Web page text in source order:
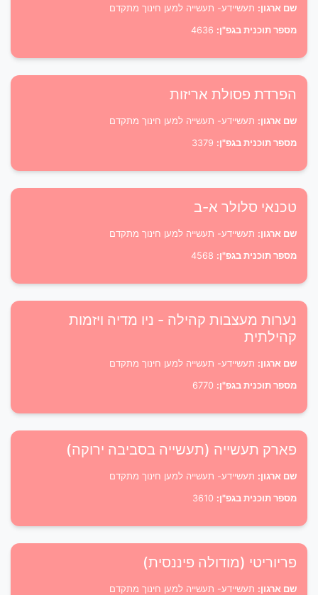
שם ארגון: תעשיידע- תעשייה למען חינוך מתקדם
מספר תוכנית בגפ"ן:
הפרדת פסולת אריזות
שם ארגון: תעשיידע- תעשייה למען חינוך מתקדם
מספר תוכנית בגפ"ן:
טכנאי סלולר א-ב
שם ארגון: תעשיידע- תעשייה למען חינוך מתקדם
מספר תוכנית בגפ"ן:
נערות מעצבות קהילה - ניו מדיה ויזמות
קהילתית
שם ארגון: תעשיידע- תעשייה למען חינוך מתקדם
מספר תוכנית בגפ"ן:
פארק תעשייה (תעשייה בסביבה ירוקה)
שם ארגון: תעשיידע- תעשייה למען חינוך מתקדם
מספר תוכנית בגפ"ן:
פריוריטי (מודולה פיננסית)
שם ארגון: תעשיידע- תעשייה למען חינוך מתקדם